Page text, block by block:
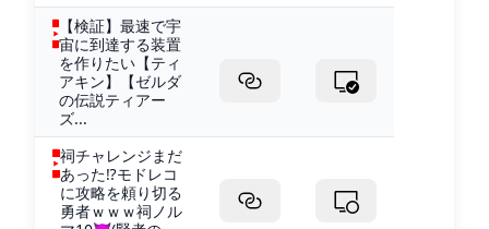
【検証】最速で宇
宙に到達する装置
を作りたい【ティ
アキン】【ゼルダ
の伝説ティアー
ズ...
祠チャレンジまだ
あった⁉モドレコ
に攻略を頼り切る
勇者ｗｗｗ祠ノル